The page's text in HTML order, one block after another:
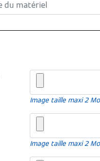
Image taille maxi 2 Mo
Image taille maxi 2 Mo